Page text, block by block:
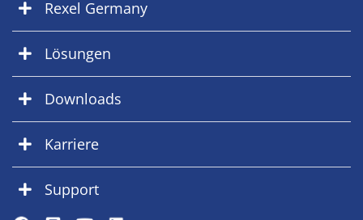
Rexel Germany
Lösungen
Downloads
Karriere
Support